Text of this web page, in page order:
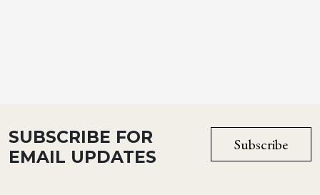
SUBSCRIBE FOR
EMAIL UPDATES
Subscribe